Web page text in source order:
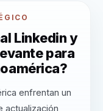
Linkedin y
para
enfrentan un
actualización